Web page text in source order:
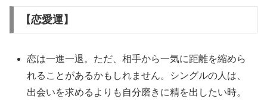
【恋愛運】
恋は一進一退。ただ、相手から一気に距離を縮めら
れることがあるかもしれません。シングルの人は、
出会いを求めるよりも自分磨きに精を出したい時。